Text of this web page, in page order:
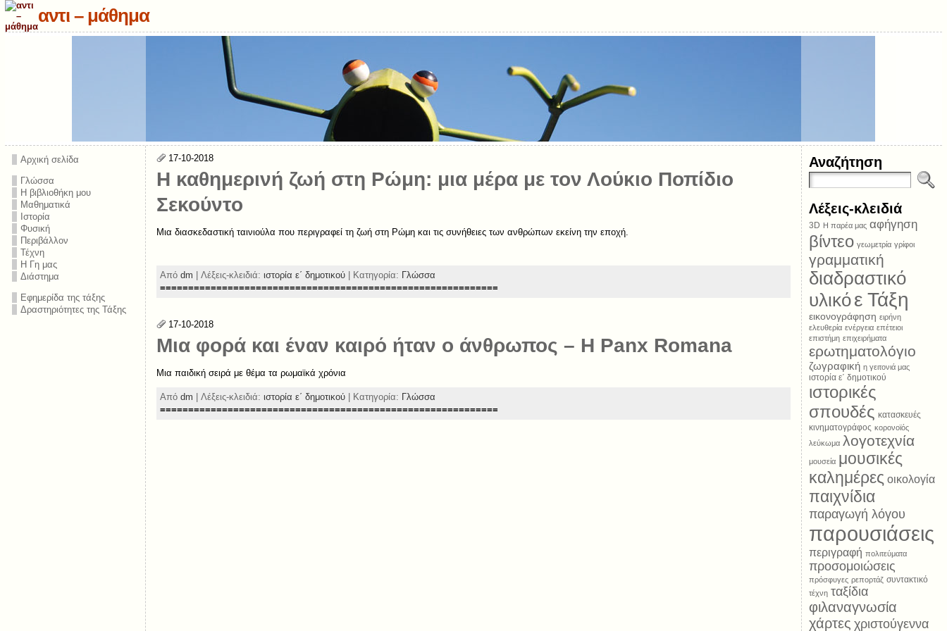
αντι – μάθημα
Αρχική σελίδα
Γλώσσα
Η βιβλιοθήκη μου
Μαθηματικά
Ιστορία
Φυσική
Περιβάλλον
Τέχνη
Η Γη μας
Διάστημα
Εφημερίδα της τάξης
Δραστηριότητες της Τάξης
17-10-2018
Η καθημερινή ζωή στη Ρώμη: μια μέρα με τον Λούκιο Ποπίδιο
Σεκούντο
Μια διασκεδαστική ταινιούλα που περιγραφεί τη ζωή στη Ρώμη και τις συνήθειες των ανθρώπων εκείνη την εποχή.
Από dm | Λέξεις-κλειδιά: ιστορία ε΄ δημοτικού| Κατηγορία: Γλώσσα
============================================================
17-10-2018
Μια φορά και έναν καιρό ήταν ο άνθρωπος – Η Panx Romana
Μια παιδική σειρά με θέμα τα ρωμαϊκά χρόνια
Από dm | Λέξεις-κλειδιά: ιστορία ε΄ δημοτικού| Κατηγορία: Γλώσσα
============================================================
Αναζήτηση
Λέξεις-κλειδιά
3D Η παρέα μας αφήγηση
βίντεο γεωμετρία γρίφοι
γραμματική
διαδραστικό
υλικόε Τάξη
εικονογράφηση ειρήνη
ελευθερία ενέργεια επέτειοι
επιστήμη επιχειρήματα
ερωτηματολόγιο
ζωγραφική η γειτονιά μας
ιστορία ε΄ δημοτικού
ιστορικές
σπουδές κατασκευές
κινηματογράφος κορονοϊός
λεύκωμα λογοτεχνία
μουσεία μουσικές
καλημέρες οικολογία
παιχνίδια
παραγωγή λόγου
παρουσιάσεις
περιγραφή πολιτεύματα
προσομοιώσεις
πρόσφυγες ρεπορτάζ συντακτικό
τέχνη ταξίδια
φιλαναγνωσία
χάρτες χριστούγεννα